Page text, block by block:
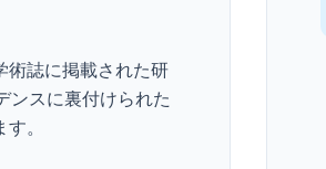
術誌に掲載された研
ンスに裏付けられた
。